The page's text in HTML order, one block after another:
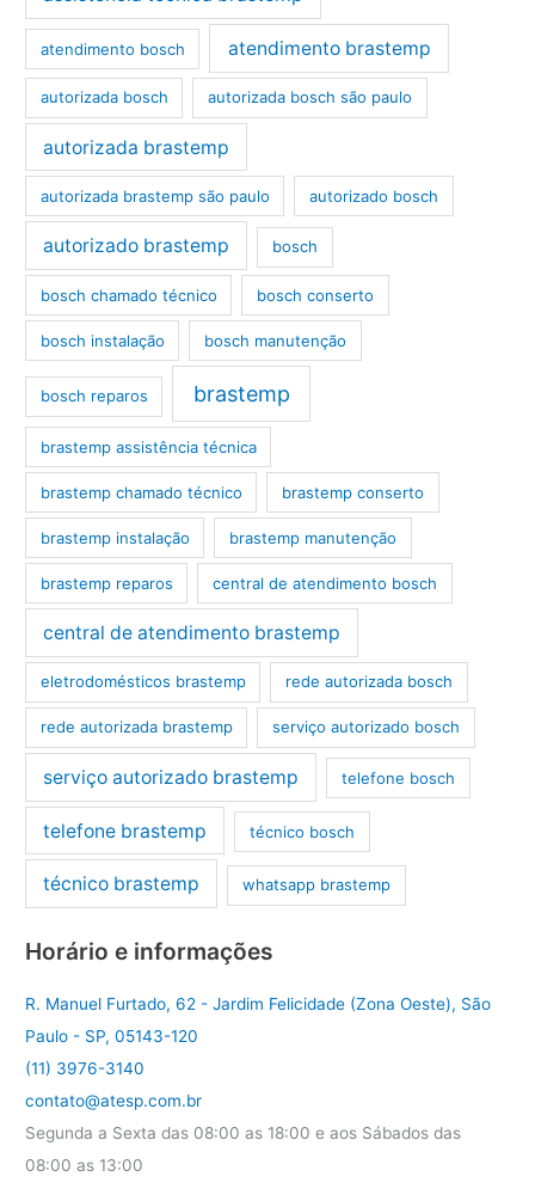
atendimento bosch atendimento brastemp
autorizada bosch autorizada bosch são paulo
autorizada brastemp
autorizada brastemp são paulo autorizado bosch
autorizado brastemp bosch
bosch chamado técnico bosch conserto
bosch instalação bosch manutenção
bosch reparos brastemp
brastemp assistência técnica
brastemp chamado técnico brastemp conserto
brastemp instalação brastemp manutenção
brastemp reparos central de atendimento bosch
central de atendimento brastemp
eletrodomésticos brastemp rede autorizada bosch
rede autorizada brastemp serviço autorizado bosch
serviço autorizado brastemp telefone bosch
telefone brastemp técnico bosch
técnico brastemp whatsapp brastemp
Horário e informações
R. Manuel Furtado, 62 - Jardim Felicidade (Zona Oeste), São
Paulo - SP, 05143-120
(11) 3976-3140
contato@atesp.com.br
Segunda a Sexta das 08:00 as 18:00 e aos Sábados das
08:00 as 13:00